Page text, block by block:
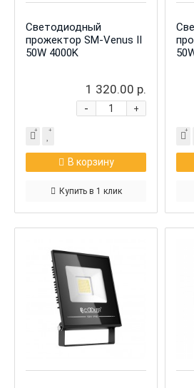
Светодиодный
прожектор SM-Venus II
50W 4000K
1 320.00 р.
+
-
В корзину
Купить в 1 клик